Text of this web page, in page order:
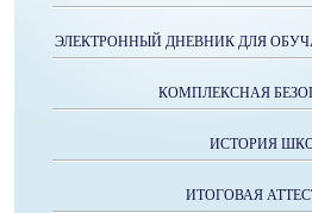
ЭЛЕКТРОННЫЙ ДНЕВНИК ДЛЯ
КОМПЛЕКСНАЯ
ИСТОРИЯ
ИТОГОВАЯ